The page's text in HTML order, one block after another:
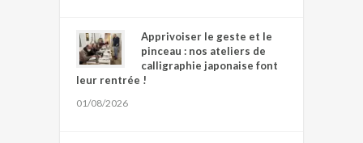
Apprivoiser le geste et le
pinceau : nos ateliers de
calligraphie japonaise font
leur rentrée !
01/08/2026